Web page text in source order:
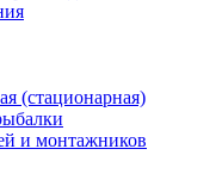
(стационарная)
и монтажников